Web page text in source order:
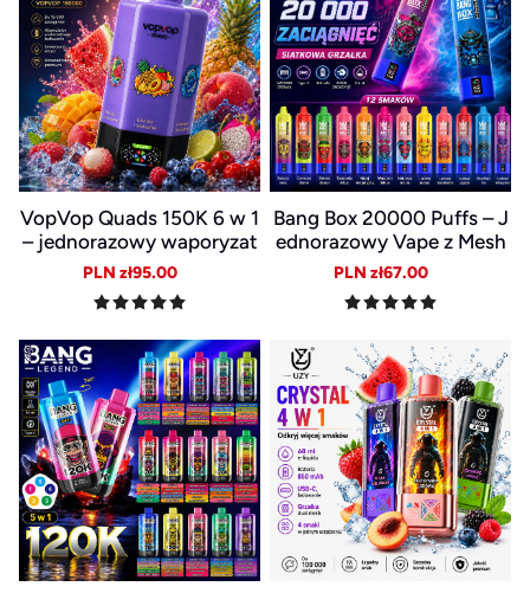
VopVop Quads 150K 6 w 1
– jednorazowy waporyzat
or z 6 smakami
Sale
PLN zł95.00
Bang Box 20000 Puffs – J
ednorazowy Vape z Mesh
Coil, USB-C i baterią 850
mAh
Sale
PLN zł67.00